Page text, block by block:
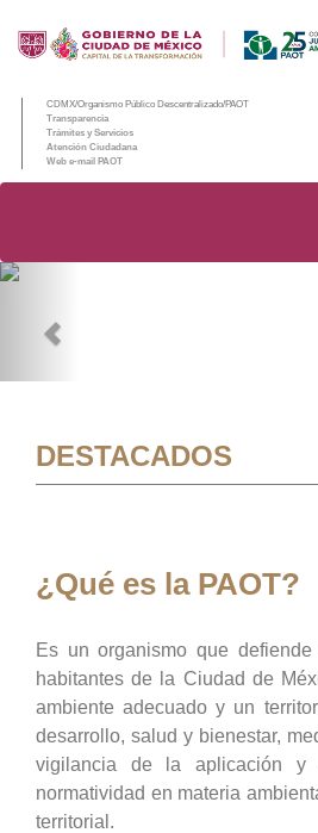
CDMX/Organismo Público Descentralizado/PAOT
Transparencia
Trámites y Servicios
Atención Ciudadana
Web e-mail PAOT
DESTACADOS
¿Qué es la PAOT?
Es un organismo que
habitantes de la Ciudad de
ambiente adecuado y un
desarrollo, salud y bienestar,
vigilancia de la aplicación y
normatividad en materia
territorial.